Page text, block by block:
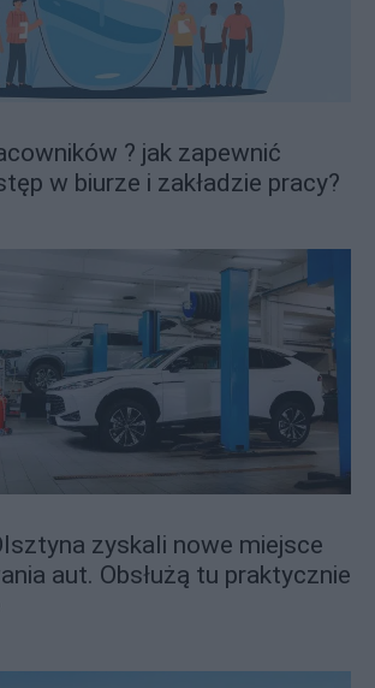
? jak zapewnić
w biurze i zakładzie pracy?
zyskali nowe miejsce
aut. Obsłużą tu praktycznie